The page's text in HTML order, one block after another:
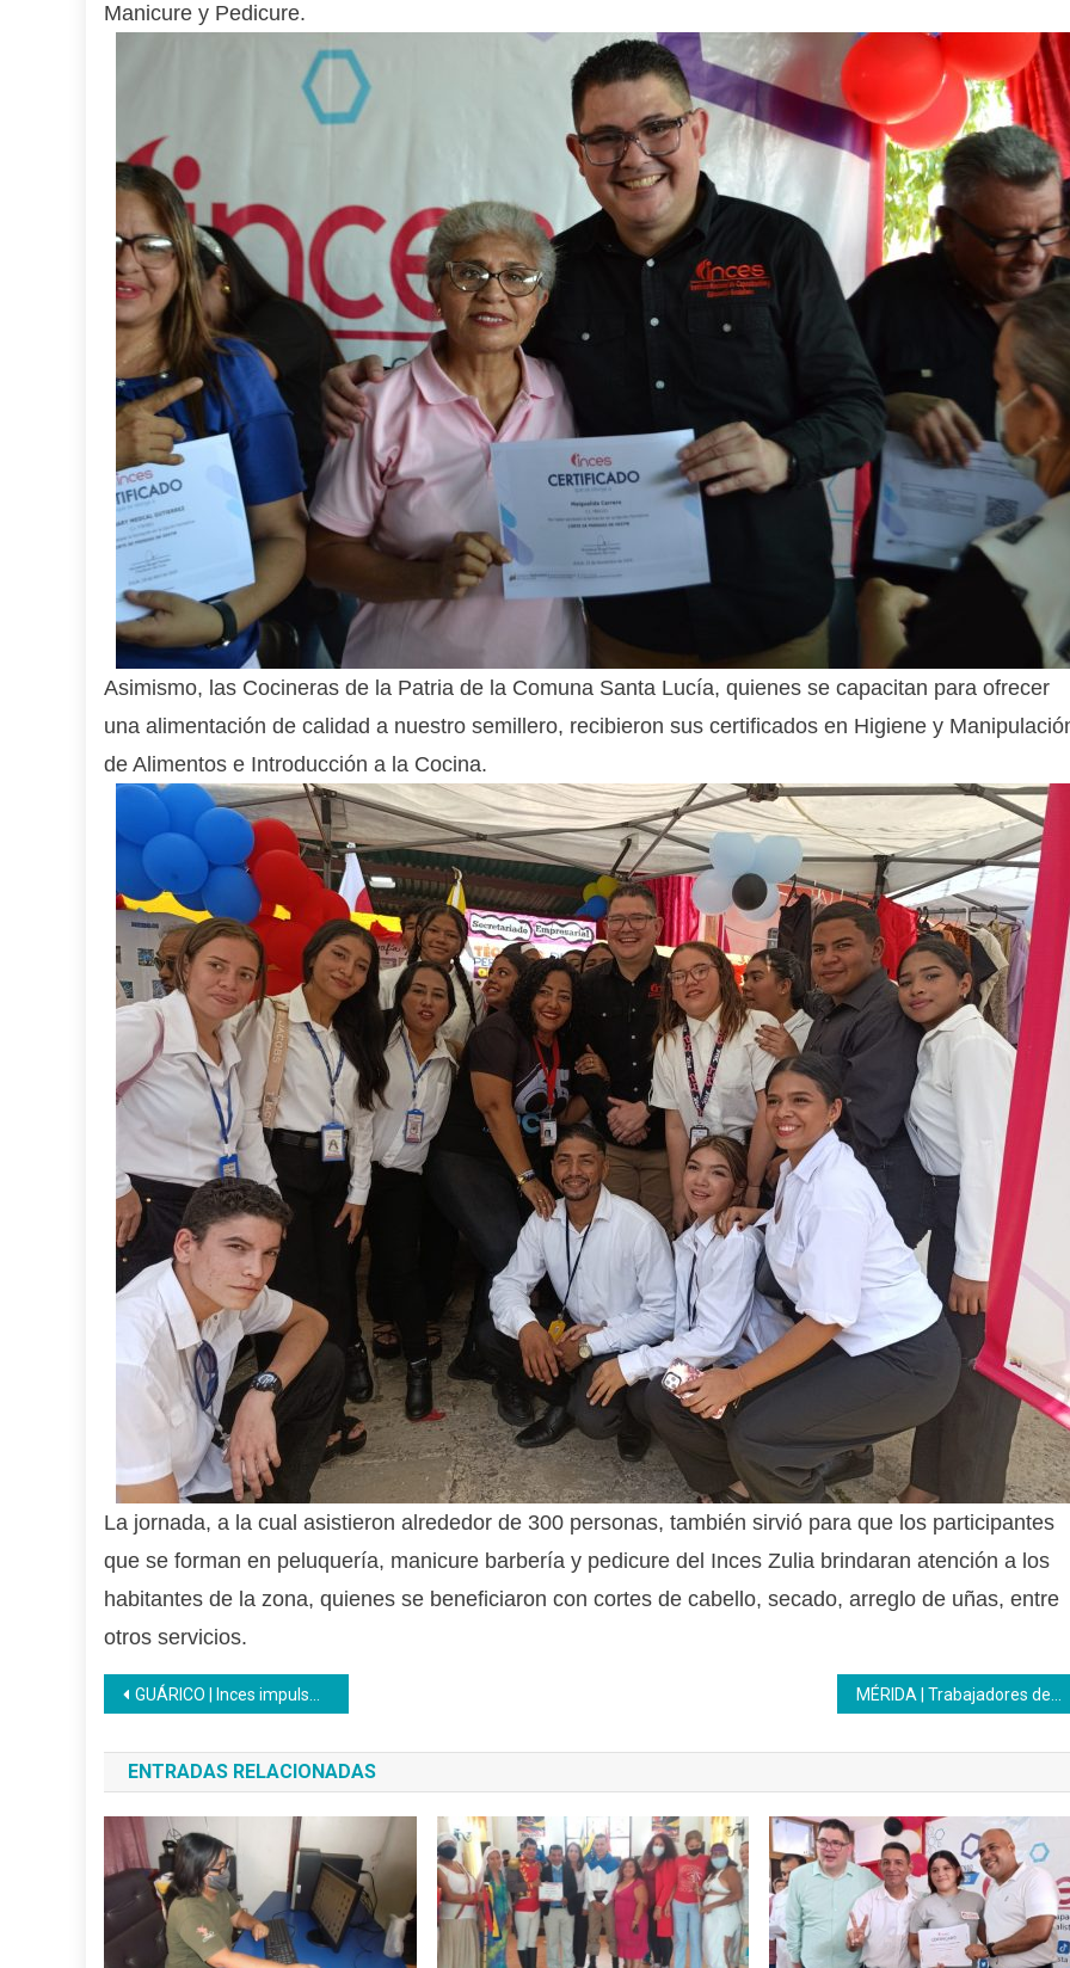
Manicure y Pedicure.
Asimismo, las Cocineras de la Patria de la Comuna Santa Lucía, quienes se capacitan para ofrecer
una alimentación de calidad a nuestro semillero, recibieron sus certificados en Higiene y
de Alimentos e Introducción a la Cocina.
La jornada, a la cual asistieron alrededor de 300 personas, también sirvió para que los participantes
que se forman en peluquería, manicure barbería y pedicure del Inces Zulia brindaran atención a los
habitantes de la zona, quienes se beneficiaron con cortes de cabello, secado, arreglo de uñas, entre
otros servicios.
Navegación
de
entradas
GUÁRICO | Inces impulsa ideas productivas en estudiantes de bachillerato con charla sobre encadenamiento productivo
ENTRADAS RELACIONADAS